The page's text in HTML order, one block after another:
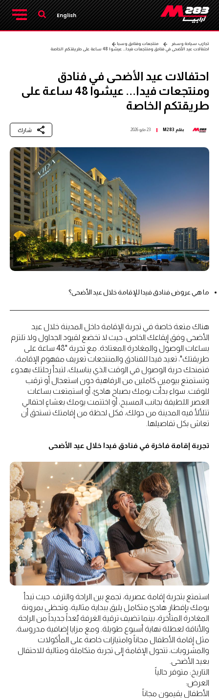
English
تجارب سياحة وسفر
منتجعات وفنادق وسبا
احتفالات عيد الأضحى في فنادق ومنتجعات فيدا... عيشوا 48 ساعة على طريقتكم الخاصة
احتفالات عيد الأضحى في فنادق
ومنتجعات فيدا... عيشوا 48 ساعة على
طريقتكم الخاصة
بقلم M283 23 مايو 2026 شارك
ما هي عروض فنادق فيدا للإقامة خلال عيد الأضحى؟
هناك متعة خاصة في تجربة الإقامة داخل المدينة خلال عيد
الأضحى وفق إيقاعك الخاص، حيث لا تخضع لقيود الجداول ولا تلتزم
بساعات الوصول والمغادرة المعتادة. مع تجربة "48 ساعة على
طريقتك"، تعيد فيدا للفنادق والمنتجعات تعريف مفهوم الإقامة،
فتمنحك حرية الوصول في الوقت الذي يناسبك، لتبدأ رحلتك بهدوء
وتستمتع بيومين كاملين من الرفاهية دون استعجال أو ترقب
للوقت. سواء بدأت يومك بصباح هادئ، أو استمتعت بساعات
العصر اللطيفة بجانب المسبح، أو اختتمت يومك بعشاءٍ احتفالي
تتلألأ فيه المدينة من حولك، فكل لحظة من إقامتك تستحق أن
تعاش بكل تفاصيلها.
تجربة إقامة فاخرة في فنادق فيدا خلال عيد الأضحى
استمتع بتجربة إقامة عصرية، تجمع بين الراحة والترف. حيث تبدأ
يومك بإفطار هادئ متكامل يليق ببداية مثالية، وتحظى بمرونة
المغادرة المتأخرة، بينما تضيف ترقية الغرفة بُعداً جديداً من الراحة
والأناقة لعطلة نهاية أسبوع طويلة. ومع مزايا إضافية مدروسة،
مثل إقامة الأطفال مجاناً وامتيازات خاصة على المأكولات
والمشروبات، تتحول الإقامة إلى تجربة متكاملة ومثالية للاحتفال
بعيد الأضحى.
التاريخ: متوفر حالياً
العرض:
الأطفال يقيمون مجاناً